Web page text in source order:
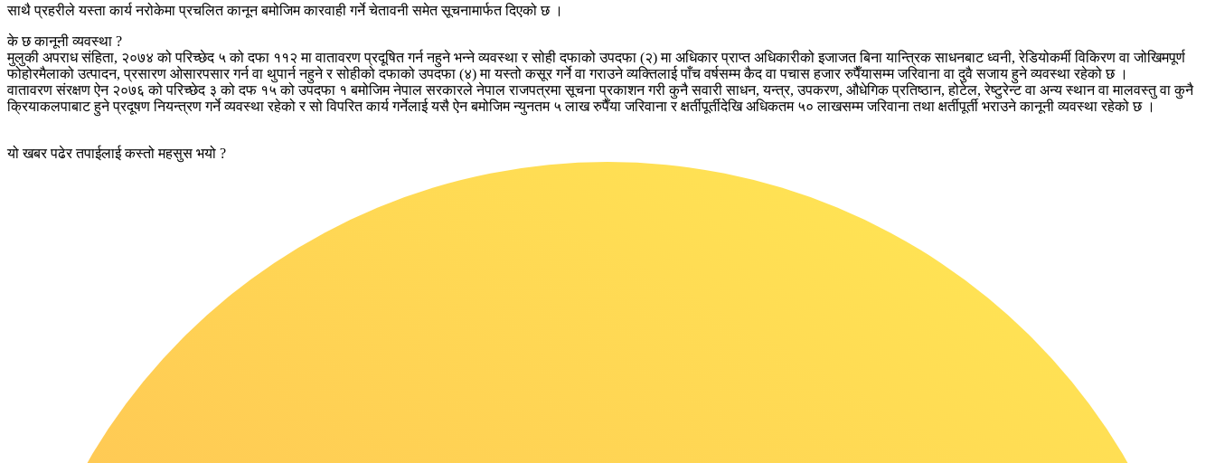
साथै प्रहरीले यस्ता कार्य नरोकेमा प्रचलित कानून बमोजिम कारवाही गर्ने चेतावनी समेत सूचनामार्फत दिएको छ ।
के छ कानूनी व्यवस्था ?
मुलुकी अपराध संहिता, २०७४ को परिच्छेद ५ को दफा ११२ मा वातावरण प्रदूषित गर्न नहुने भन्ने व्यवस्था र सोही दफाको उपदफा (२) मा अधिकार प्राप्त अधिकारीको इजाजत बिना यान्त्रिक साधनबाट ध्वनी, रेडियोकर्मी विकिरण वा जोखिमपूर्ण
फोहोरमैलाको उत्पादन, प्रसारण ओसारपसार गर्न वा थुपार्न नहुने र सोहीको दफाको उपदफा (४) मा यस्तो कसूर गर्ने वा गराउने व्यक्तिलाई पाँच वर्षसम्म कैद वा पचास हजार रुपैँयासम्म जरिवाना वा दुवै सजाय हुने व्यवस्था रहेको छ ।
वातावरण संरक्षण ऐन २०७६ को परिच्छेद ३ को दफ १५ को उपदफा १ बमोजिम नेपाल सरकारले नेपाल राजपत्रमा सूचना प्रकाशन गरी कुनै सवारी साधन, यन्त्र, उपकरण, औधेगिक प्रतिष्ठान, होटेल, रेष्टुरेन्ट वा अन्य स्थान वा मालवस्तु वा कुनै
क्रियाकलपाबाट हुने प्रदूषण नियन्त्रण गर्ने व्यवस्था रहेको र सो विपरित कार्य गर्नेलाई यसै ऐन बमोजिम न्युनतम ५ लाख रुपैँया जरिवाना र क्षर्तीपूर्तीदेखि अधिकतम ५० लाखसम्म जरिवाना तथा क्षर्तीपूर्ती भराउने कानूनी व्यवस्था रहेको छ ।
यो खबर पढेर तपाईलाई कस्तो महसुस भयो ?